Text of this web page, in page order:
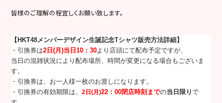
皆様のご理解の程宜しくお願い致します。
【HKT48メンバーデザイン生誕記念Tシャツ販売方法詳細】
・引換券は2 日(月)当日10 ：30より店頭にて配布予定ですが、
当日の混雑状況により配布場所、時間が変更になる場合もございま
す。
・引換券は、お一人様一枚のお渡しになります。
・引換券の有効期限は、2 日(月)22：00閉店時刻までの当日限りで